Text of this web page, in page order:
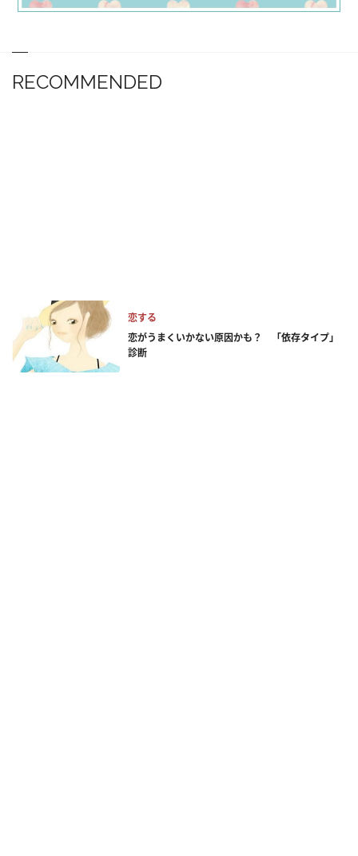
RECOMMENDED
恋する
恋がうまくいかない原因かも？ 「依存タイプ」
診断